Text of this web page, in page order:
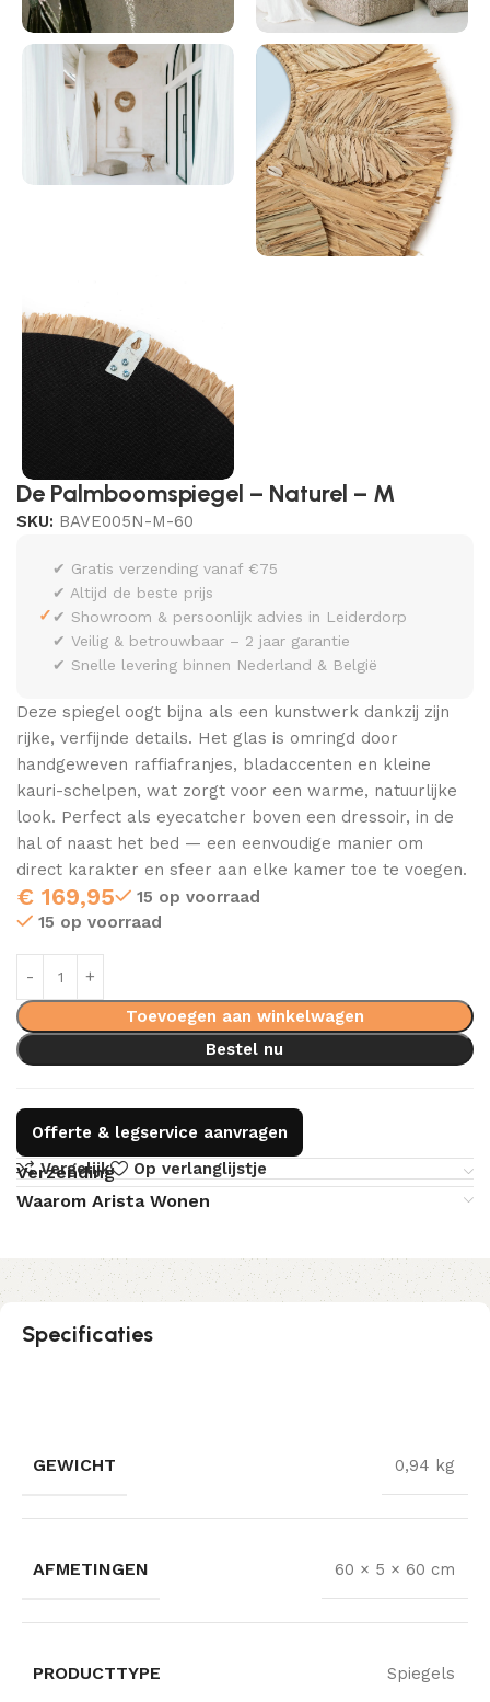
De Palmboomspiegel – Naturel – M
SKU: BAVE005N-M-60
✓
✔ Gratis verzending vanaf €75
✔ Altijd de beste prijs
✔ Showroom & persoonlijk advies in Leiderdorp
✔ Veilig & betrouwbaar – 2 jaar garantie
✔ Snelle levering binnen Nederland & België
Deze spiegel oogt bijna als een kunstwerk dankzij zijn
rijke, verfijnde details. Het glas is omringd door
handgeweven raffiafranjes, bladaccenten en kleine
kauri-schelpen, wat zorgt voor een warme, natuurlijke
look. Perfect als eyecatcher boven een dressoir, in de
hal of naast het bed — een eenvoudige manier om
direct karakter en sfeer aan elke kamer toe te voegen.
€ 169,95
15 op voorraad
15 op voorraad
Toevoegen aan winkelwagen
Bestel nu
Offerte & legservice aanvragen
Vergelijk
Op verlanglijstje
Verzending
Waarom Arista Wonen
Specificaties
GEWICHT 0,94 kg
AFMETINGEN 60 × 5 × 60 cm
PRODUCTTYPE Spiegels